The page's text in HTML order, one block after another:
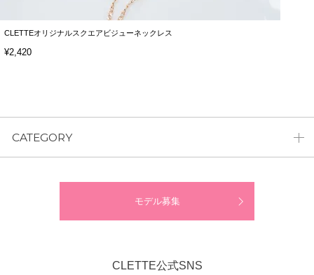
CLETTEオリジナルスクエアビジューネックレス
¥2,420
CATEGORY
モデル募集
CLETTE公式SNS